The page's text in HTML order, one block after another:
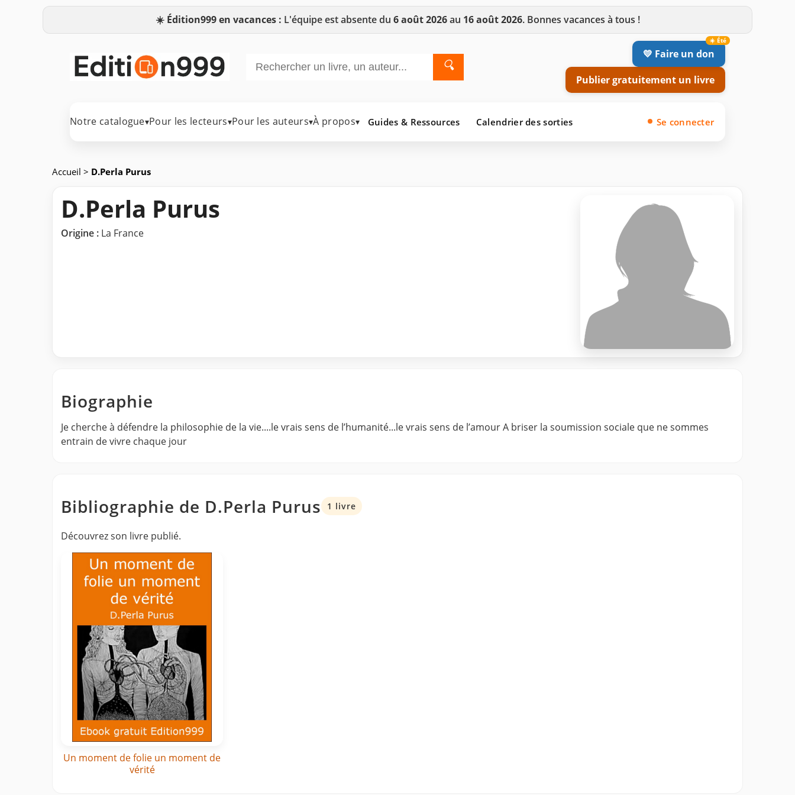
☀️ Édition999 en vacances : L'équipe est absente du 6 août 2026au 16 août 2026. Bonnes vacances à tous !
🔍
💛 Faire un don
Publier gratuitement un livre
Notre catalogue▾Pour les lecteurs▾Pour les auteurs▾À propos▾ Guides & Ressources Calendrier des sorties Se connecter
Accueil > D.Perla Purus
D.Perla Purus
Origine : La France
Biographie
Je cherche à défendre la philosophie de la vie....le vrais sens de l’humanité...le vrais sens de l’amour A briser la soumission sociale que ne sommes
entrain de vivre chaque jour
Bibliographie de D.Perla Purus 1 livre
Découvrez son livre publié.
Un moment de folie un moment de
vérité